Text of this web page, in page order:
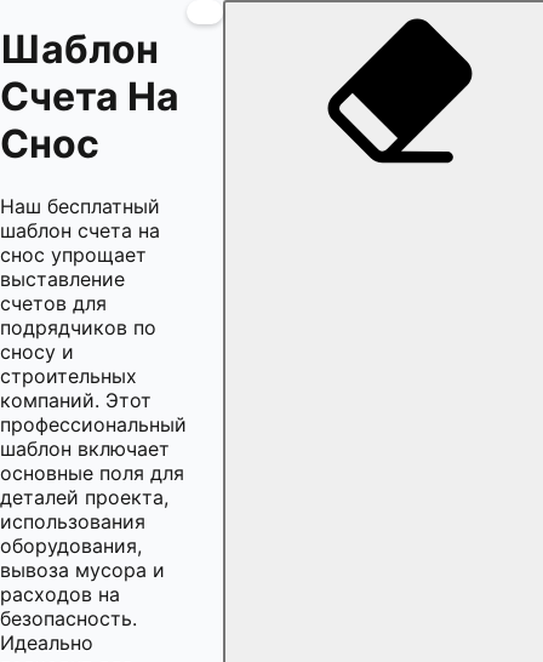
Шаблон
Счета На
Снос
Наш бесплатный
шаблон счета на
снос упрощает
выставление
счетов для
подрядчиков по
сносу и
строительных
компаний. Этот
профессиональный
шаблон включает
основные поля для
деталей проекта,
использования
оборудования,
вывоза мусора и
расходов на
безопасность.
Идеально